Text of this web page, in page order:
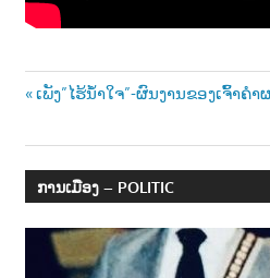
ນ
Post
navigation
Previous
ເພັງ”ໄຮ້ນໍ້າໃຈ”-ຜົນງານຂອງເຈົ້າຄ
ການເມືອງ – POLITIC